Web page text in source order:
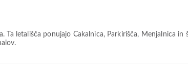
letališča ponujajo Čakalnica, Parkirišča, Menjalnica in